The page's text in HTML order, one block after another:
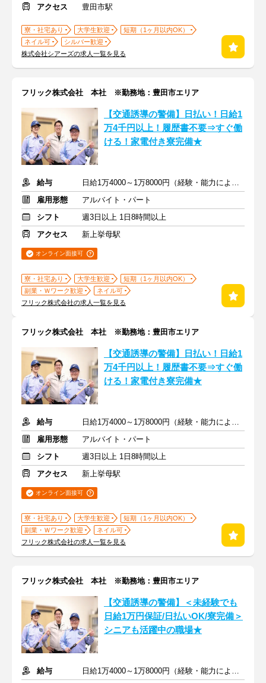
アクセス 豊田市駅
寮・社宅あり 大学生歓迎
短期（1ヶ月以内OK）
ネイル可
シルバー歓迎
株式会社シアーズの求人一覧を見る
フリック株式会社 本社 ※勤務地：豊田市エリア
【交通誘導の警備】日払い！日給1
万4千円以上！履歴書不要⇒すぐ働
ける！家電付き寮完備★
給与
日給1万4000～1万8000円（経験・能力による）
雇用形態
アルバイト・パート
シフト
週3日以上 1日8時間以上
アクセス
新上挙母駅
オンライン面接可
寮・社宅あり 大学生歓迎
短期（1ヶ月以内OK）
副業・Ｗワーク歓迎
ネイル可
フリック株式会社の求人一覧を見る
フリック株式会社 本社 ※勤務地：豊田市エリア
【交通誘導の警備】日払い！日給1
万4千円以上！履歴書不要⇒すぐ働
ける！家電付き寮完備★
給与
日給1万4000～1万8000円（経験・能力による）
雇用形態
アルバイト・パート
シフト
週3日以上 1日8時間以上
アクセス
新上挙母駅
オンライン面接可
寮・社宅あり 大学生歓迎
短期（1ヶ月以内OK）
副業・Ｗワーク歓迎
ネイル可
フリック株式会社の求人一覧を見る
フリック株式会社 本社 ※勤務地：豊田市エリア
【交通誘導の警備】＜未経験でも
日給1万円保証/日払いOK/寮完備＞
シニアも活躍中の職場★
給与
日給1万4000～1万8000円（経験・能力による）